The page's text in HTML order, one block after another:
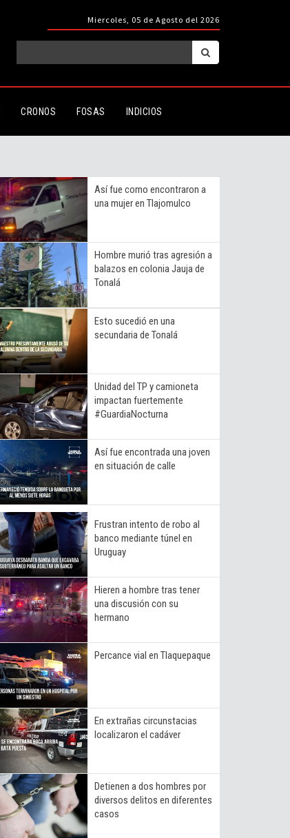
Miercoles, 05 de Agosto del 2026
CRONOS FOSAS INDICIOS
Así fue como encontraron a
una mujer en Tlajomulco
Hombre murió tras agresión a
balazos en colonia Jauja de
Tonalá
Esto sucedió en una
secundaria de Tonalá
Unidad del TP y camioneta
impactan fuertemente
#GuardiaNocturna
Así fue encontrada una joven
en situación de calle
Frustran intento de robo al
banco mediante túnel en
Uruguay
Hieren a hombre tras tener
una discusión con su
hermano
Percance vial en Tlaquepaque
En extrañas circunstacias
localizaron el cadáver
Detienen a dos hombres por
diversos delitos en diferentes
casos